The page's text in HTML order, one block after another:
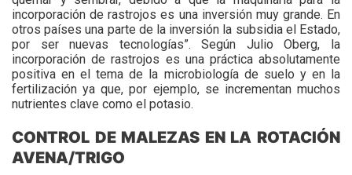
incorporación de rastrojos es una inversión muy grande. En
otros países una parte de la inversión la subsidia el Estado,
por ser nuevas tecnologías”. Según Julio Oberg, la
incorporación de rastrojos es una práctica absolutamente
positiva en el tema de la microbiología de suelo y en la
fertilización ya que, por ejemplo, se incrementan muchos
nutrientes clave como el potasio.
CONTROL DE MALEZAS EN LA ROTACIÓN
AVENA/TRIGO